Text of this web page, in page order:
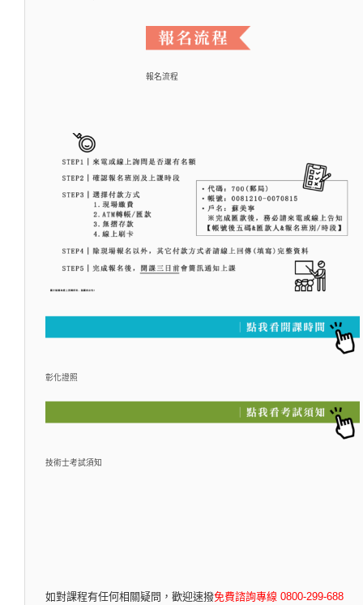
報名流程
彰化證照
技術士考試須知
如對課程有任何相關疑問， 歡迎速撥免費諮詢專線 0800-299-688